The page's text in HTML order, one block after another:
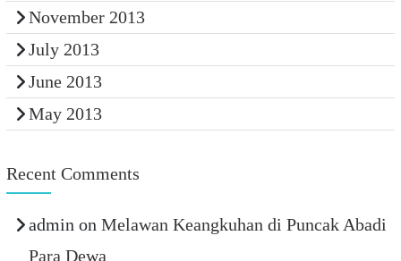
November 2013
July 2013
June 2013
May 2013
Recent Comments
admin on Melawan Keangkuhan di Puncak Abadi
Para Dewa